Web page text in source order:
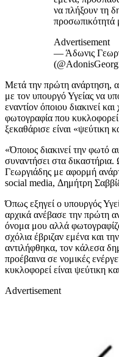
να πλήξουν τη
Advertisement
— Άδωνις
Μετά την πρώτη ανάρτηση,
με τον υπουργό Υγείας να
εναντίον όποιου διακινεί
φωτογραφία που
ξεκαθάρισε είναι «ψεύτικη
«Όποιος διακινεί την φωτό
συναντήσει στα
Γεωργιάδης με αφορμή
social media, Δημήτρη
Όπως εξηγεί ο υπουργός
αρχικά ανέβασε την πρώτη
όνομα μου αλλά
σχόλια έβριζαν εμένα και
αντιλήφθηκα, τον κάλεσα
προέβαινα σε νομικές
κυκλοφορεί είναι ψεύτικη
Advertisement